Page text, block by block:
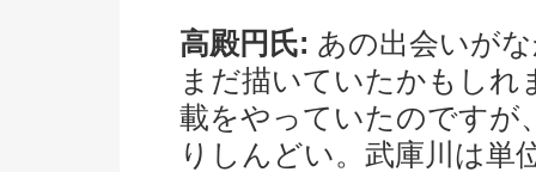
高殿円氏: あの出会いが
まだ描いていたかもしれ
載をやっていたのですが
りしんどい。武庫川は単